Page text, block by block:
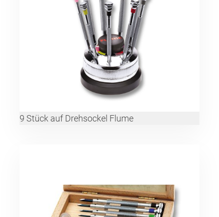
9 Stück auf Drehsockel Flume